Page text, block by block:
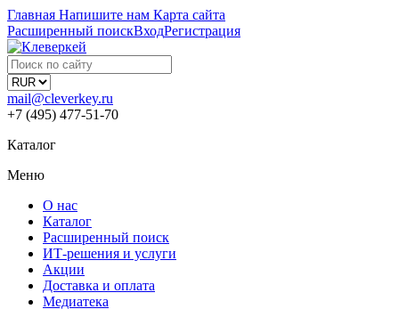
Главная Напишите нам Карта сайта
Расширенный поискВходРегистрация
mail@cleverkey.ru
+7 (495) 477-51-70
Каталог
Меню
О нас
Каталог
Расширенный поиск
ИТ-решения и услуги
Акции
Доставка и оплата
Медиатека